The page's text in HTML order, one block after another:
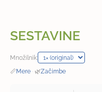
SESTAVINE
Množilnik:
📏Mere · 🌿Začimbe